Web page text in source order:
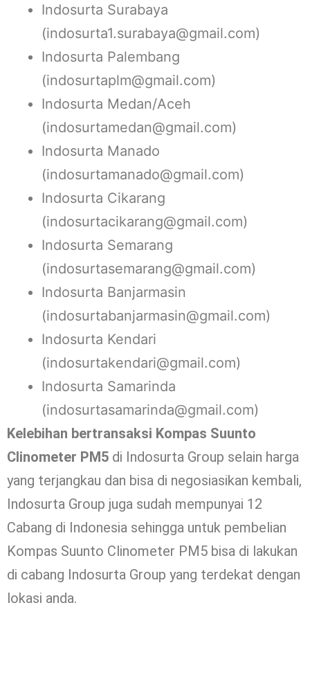
Indosurta Surabaya
(indosurta1.surabaya@gmail.com)
Indosurta Palembang
(indosurtaplm@gmail.com)
Indosurta Medan/Aceh
(indosurtamedan@gmail.com)
Indosurta Manado
(indosurtamanado@gmail.com)
Indosurta Cikarang
(indosurtacikarang@gmail.com)
Indosurta Semarang
(indosurtasemarang@gmail.com)
Indosurta Banjarmasin
(indosurtabanjarmasin@gmail.com)
Indosurta Kendari
(indosurtakendari@gmail.com)
Indosurta Samarinda
(indosurtasamarinda@gmail.com)
Kelebihan bertransaksi Kompas Suunto
Clinometer PM5 di Indosurta Group selain harga
yang terjangkau dan bisa di negosiasikan kembali,
Indosurta Group juga sudah mempunyai 12
Cabang di Indonesia sehingga untuk pembelian
Kompas Suunto Clinometer PM5 bisa di lakukan
di cabang Indosurta Group yang terdekat dengan
lokasi anda.